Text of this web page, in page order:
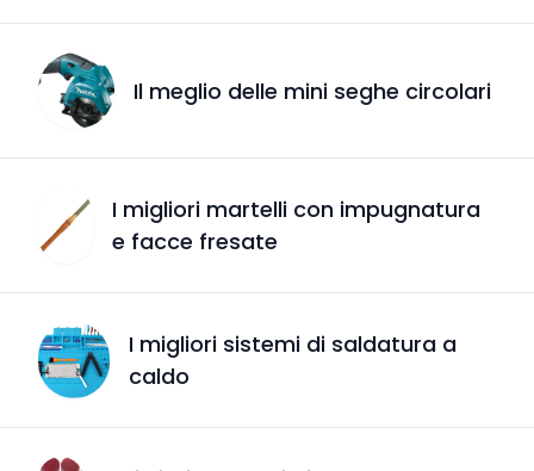
Il meglio delle mini seghe circolari
I migliori martelli con impugnatura
e facce fresate
I migliori sistemi di saldatura a
caldo